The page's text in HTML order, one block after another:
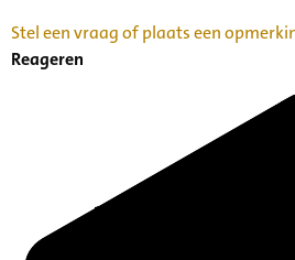
Stel een vraag of plaats een
Reageren